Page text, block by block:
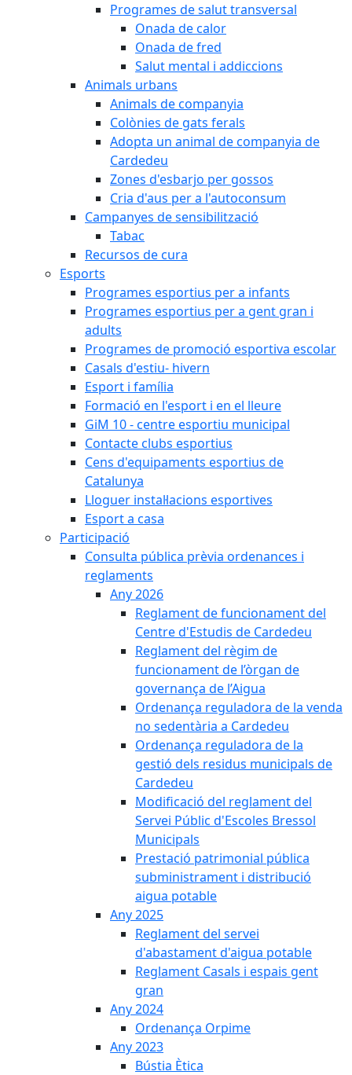
Programes de salut transversal
Onada de calor
Onada de fred
Salut mental i addiccions
Animals urbans
Animals de companyia
Colònies de gats ferals
Adopta un animal de companyia de
Cardedeu
Zones d'esbarjo per gossos
Cria d'aus per a l'autoconsum
Campanyes de sensibilització
Tabac
Recursos de cura
Esports
Programes esportius per a infants
Programes esportius per a gent gran i
adults
Programes de promoció esportiva escolar
Casals d'estiu- hivern
Esport i família
Formació en l'esport i en el lleure
GiM 10 - centre esportiu municipal
Contacte clubs esportius
Cens d'equipaments esportius de
Catalunya
Lloguer instal·lacions esportives
Esport a casa
Participació
Consulta pública prèvia ordenances i
reglaments
Any 2026
Reglament de funcionament del
Centre d'Estudis de Cardedeu
Reglament del règim de
funcionament de l’òrgan de
governança de l’Aigua
Ordenança reguladora de la venda
no sedentària a Cardedeu
Ordenança reguladora de la
gestió dels residus municipals de
Cardedeu
Modificació del reglament del
Servei Públic d'Escoles Bressol
Municipals
Prestació patrimonial pública
subministrament i distribució
aigua potable
Any 2025
Reglament del servei
d'abastament d'aigua potable
Reglament Casals i espais gent
gran
Any 2024
Ordenança Orpime
Any 2023
Bústia Ètica